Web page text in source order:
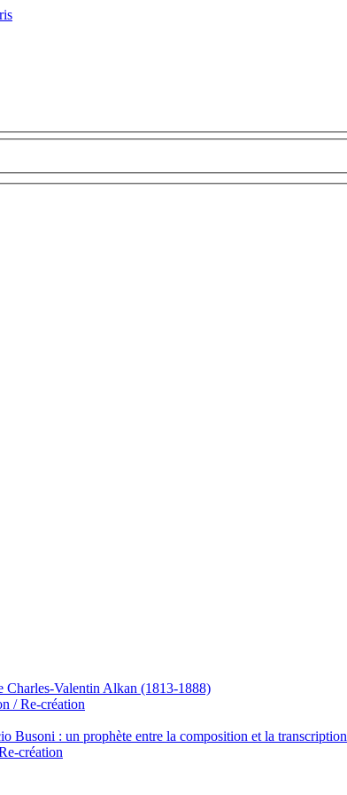
Charles-Valentin Alkan (1813-1888)
/ Re-création
Busoni : un prophète entre la composition et la transcription
création